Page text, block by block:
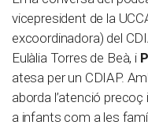
vicepresident de la
excoordinadora) del
Eulàlia Torres de Beà, i
atesa per un CDIAP.
aborda l’atenció
a infants com a les